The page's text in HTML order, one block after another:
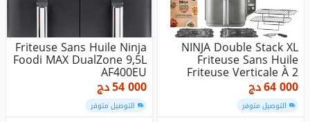
NINJA Double Stack XL
Friteuse Sans Huile
Friteuse Verticale À 2
Tiroi...
64 000دج
التوصيل متوفر
Friteuse Sans Huile Ninja
Foodi MAX DualZone 9,5L
AF400EU
54 000دج
التوصيل متوفر